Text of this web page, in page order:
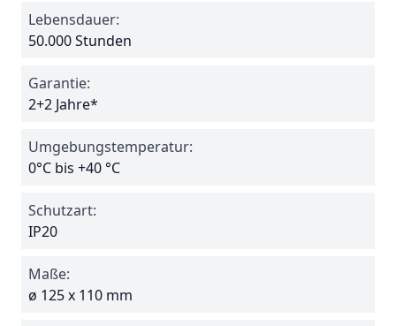
Lebensdauer:
50.000 Stunden
Garantie:
2+2 Jahre*
Umgebungstemperatur:
0°C bis +40 °C
Schutzart:
IP20
Maße:
ø 125 x 110 mm